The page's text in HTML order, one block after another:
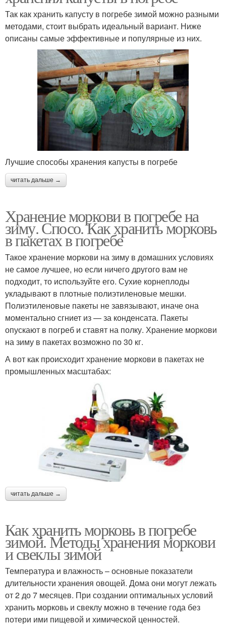
Так как хранить капусту в погребе зимой можно разными
методами, стоит выбрать идеальный вариант. Ниже
описаны самые эффективные и популярные из них.
Лучшие способы хранения капусты в погребе
читать дальше →
Хранение моркови в погребе на
зиму. Спосо. Как хранить морковь
в пакетах в погребе
Такое хранение моркови на зиму в домашних условиях
не самое лучшее, но если ничего другого вам не
подходит, то используйте его. Сухие корнеплоды
укладывают в плотные полиэтиленовые мешки.
Полиэтиленовые пакеты не завязывают, иначе она
моментально сгниет из — за конденсата. Пакеты
опускают в погреб и ставят на полку. Хранение моркови
на зиму в пакетах возможно по 30 кг.
А вот как происходит хранение моркови в пакетах не
промышленных масштабах:
читать дальше →
Как хранить морковь в погребе
зимой. Методы хранения моркови
и свеклы зимой
Температура и влажность – основные показатели
длительности хранения овощей. Дома они могут лежать
от 2 до 7 месяцев. При создании оптимальных условий
хранить морковь и свеклу можно в течение года без
потери ими пищевой и химической ценностей.